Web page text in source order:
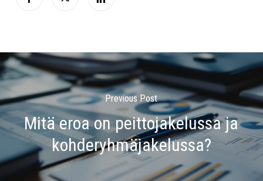
Previous Post
Mitä eroa on peittojakelussa ja
kohderyhmäjakelussa?